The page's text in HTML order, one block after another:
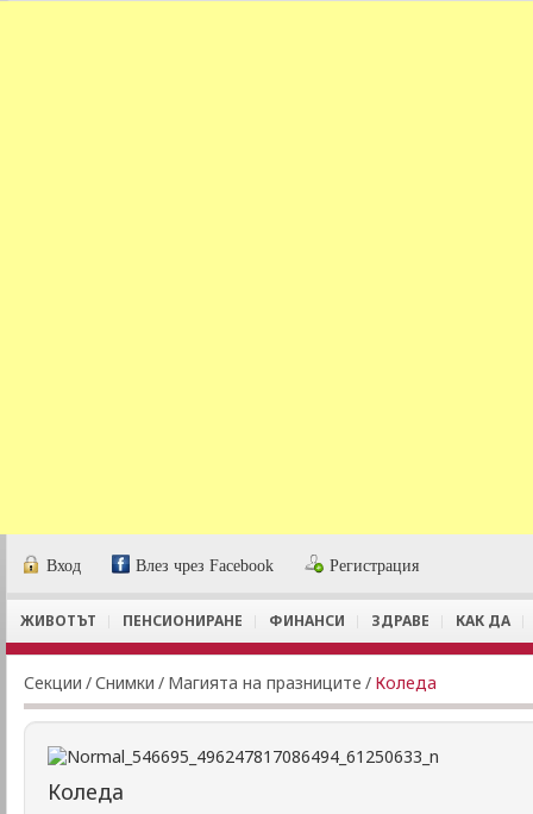
Вход Влез чрез Facebook Регистрация
ЖИВОТЪТ ПЕНСИОНИРАНЕ ФИНАНСИ ЗДРАВЕ КАК ДА
Секции /Снимки / Магията на празниците / Коледа
Коледа